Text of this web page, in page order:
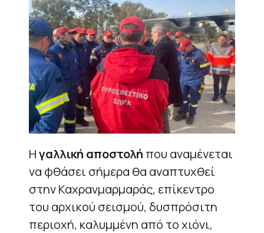
Ηγαλλική αποστολή που αναμένεται
να φθάσει σήμερα θα αναπτυχθεί
στην Καχρανμαρμαράς, επίκεντρο
του αρχικού σεισμού, δυσπρόσιτη
περιοχή, καλυμμένη από το χιόνι,